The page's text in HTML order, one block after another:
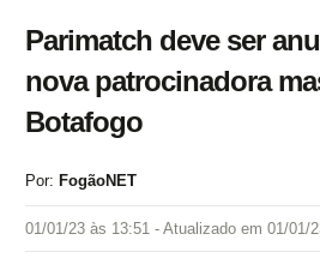
Parimatch deve ser
nova patrocinadora
Botafogo
Por: FogãoNET
01/01/23 às 13:51 - Atualizado em 01/01/